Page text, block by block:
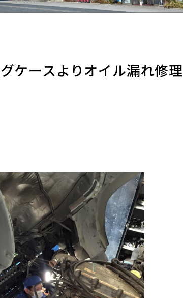
ケースよりオイル漏れ修理